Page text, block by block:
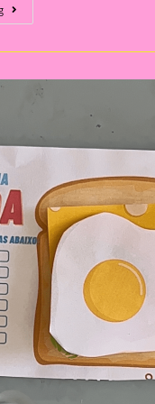
Atividade
Alimentação